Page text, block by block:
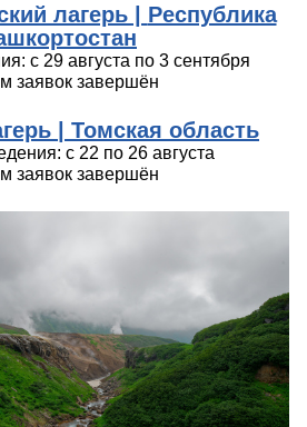
лагерь | Республика
с 29 августа по 3 сентября
заявок завершён
| Томская область
с 22 по 26 августа
заявок завершён